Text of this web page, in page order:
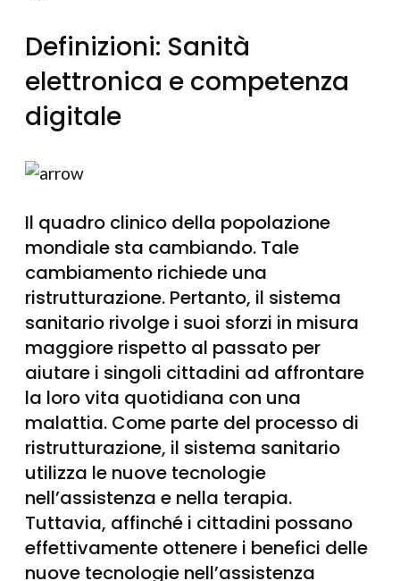
Definizioni: Sanità
elettronica e competenza
digitale
Il quadro clinico della popolazione
mondiale sta cambiando. Tale
cambiamento richiede una
ristrutturazione. Pertanto, il sistema
sanitario rivolge i suoi sforzi in misura
maggiore rispetto al passato per
aiutare i singoli cittadini ad affrontare
la loro vita quotidiana con una
malattia. Come parte del processo di
ristrutturazione, il sistema sanitario
utilizza le nuove tecnologie
nell’assistenza e nella terapia.
Tuttavia, affinché i cittadini possano
effettivamente ottenere i benefici delle
nuove tecnologie nell’assistenza